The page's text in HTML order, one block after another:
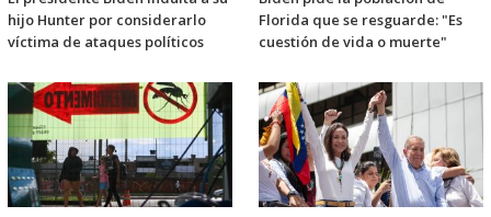
hijo Hunter por considerarlo
víctima de ataques políticos
Florida que se resguarde: "Es
cuestión de vida o muerte"